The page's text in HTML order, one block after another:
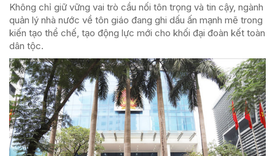
Không chỉ giữ vững vai trò cầu nối tôn trọng và tin cậy, ngành
quản lý nhà nước về tôn giáo đang ghi dấu ấn mạnh mẽ trong
kiến tạo thể chế, tạo động lực mới cho khối đại đoàn kết toàn
dân tộc.